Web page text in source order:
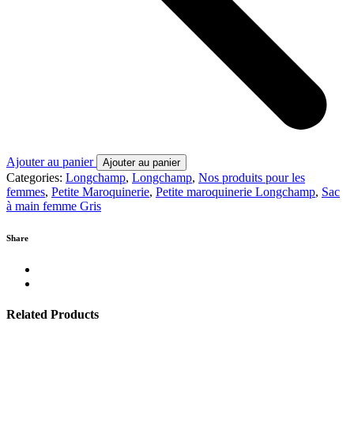
Ajouter au panier Ajouter au panier
Categories: Longchamp, Longchamp, Nos produits pour les
femmes, Petite Maroquinerie, Petite maroquinerie Longchamp, Sac
à main femme Gris
Share
Related Products